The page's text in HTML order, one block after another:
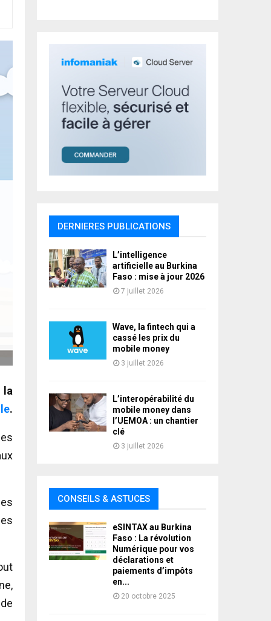
la
.
DERNIERES PUBLICATIONS
L’intelligence
artificielle au Burkina
Faso : mise à jour 2026
7 juillet 2026
Wave, la fintech qui a
cassé les prix du
mobile money
3 juillet 2026
L’interopérabilité du
mobile money dans
l’UEMOA : un chantier
clé
3 juillet 2026
CONSEILS & ASTUCES
eSINTAX au Burkina
Faso : La révolution
Numérique pour vos
déclarations et
paiements d’impôts
en...
20 octobre 2025